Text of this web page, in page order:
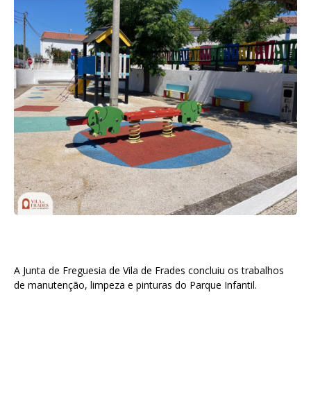
A Junta de Freguesia de Vila de Frades concluiu os trabalhos
de manutenção, limpeza e pinturas do Parque Infantil.